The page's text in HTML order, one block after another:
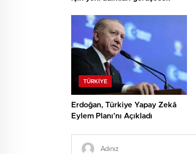
TÜRKIYE
Erdoğan, Türkiye Yapay Zekâ
Eylem Planı’nı Açıkladı